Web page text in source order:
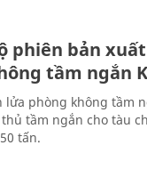
phiên bản
tầm ngắn
lửa phòng không tầm
tầm ngắn cho tàu
tấn.